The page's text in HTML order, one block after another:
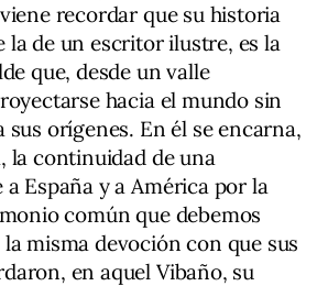
recordar que su historia
la de un escritor ilustre, es la
que, desde un valle
hacia el mundo sin
sus orígenes. En él se encarna,
la continuidad de una
España y a América por la
común que debemos
misma devoción con que sus
en aquel Vibaño, su